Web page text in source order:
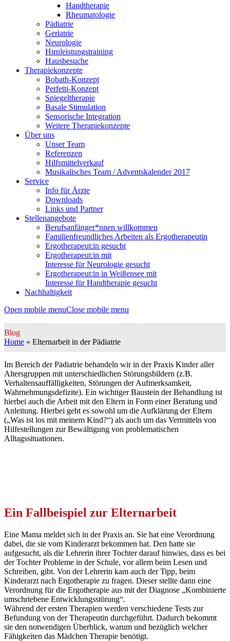
Handtherapie
Rheumatologie
Pädiatrie
Geriatrie
Neurologie
Hirnleistungstraining
Hausbesuche
Therapiekonzepte
Bobath-Konzept
Perfetti-Konzept
Spiegeltherapie
Basale Stimulation
Sensorische Integration
Weitere Therapiekonzepte
Über uns
Unser Team
Referenzen
Hilfsmittelverkauf
Musikalisches Team / Adventskalender 2017
Service
Info für Ärzte
Downloads
Links und Partner
Stellenangebote
Berufsanfänger*nnen willkommen
Familienfreundliches Arbeiten als Ergotherapeutin
Ergotherapeut:in gesucht
Ergotherapeut:in mit
Interesse für Neurologie gesucht
Ergotherapeut:in in Weißensee mit
Interesse für Handtherapie gesucht
Nachhaltigkeit
Open mobile menuClose mobile menu
Blog
Home » Elternarbeit in der Pädiatrie
Im Bereich der Pädiatrie behandeln wir in der Praxis Kinder aller
Altersgruppen mit unterschiedlichen Störungsbildern (z.B.
Verhaltensauffälligkeiten, Störungen der Aufmerksamkeit,
Wahrnehmungsdefizite). Ein wichtiger Baustein der Behandlung ist
hierbei auch die Arbeit mit den Eltern in Form einer Beratung und
Anleitung. Hierbei geht es sowohl um die Aufklärung der Eltern
(„Was ist los mit meinem Kind?“) als auch um das Vermitteln von
Hilfestellungen zur Bewältigung von problematischen
Alltagssituationen.
Ein Fallbeispiel zur Elternarbeit
Eine Mama meldet sich in der Praxis an. Sie hat eine Verordnung
dabei, die sie vom Kinderarzt bekommen hat. Den hatte sie
aufgesucht, als die Lehrerin ihrer Tochter darauf hinwies, dass es bei
der Tochter Probleme in der Schule, vor allem beim Lesen und
Schreiben, gibt. Von der Lehrerin kam auch der Tipp, beim
Kinderarzt nach Ergotherapie zu fragen. Dieser stellte dann eine
Verordnung für die Ergotherapie aus mit der Diagnose „Kombinierte
umschriebene Entwicklungsstörung“.
Während der ersten Therapien werden verschiedene Tests zur
Befundung von der Therapeutin durchgeführt. Dadurch bekommt
sie den notwendigen Überblick, warum und bezüglich welcher
Fähigkeiten das Mädchen Therapie benötigt.